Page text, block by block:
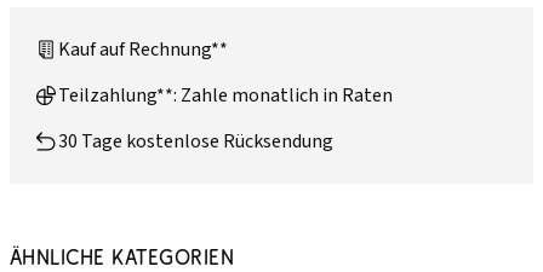
Kauf auf Rechnung**
Teilzahlung**: Zahle monatlich in Raten
30 Tage kostenlose Rücksendung
Ähnliche Kategorien